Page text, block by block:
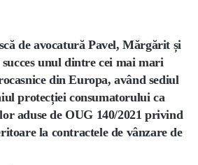
de avocatură Pavel, Mărgărit și
unul dintre cei mai mari
din Europa, având sediul
protecției consumatorului ca
aduse de OUG 140/2021 privind
la contractele de vânzare de